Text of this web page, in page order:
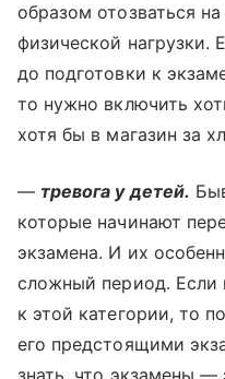
образом отозваться
физической нагрузки.
до подготовки к
то нужно включить
хотя бы в магазин за
— тревога у детей.
которые начинают
экзамена. И их
сложный период. Если
к этой категории, то
его предстоящими
знать, что экзамены —